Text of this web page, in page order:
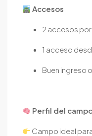
Accesos
2 accesos
1 acceso
Buen ingreso
Perfil del
Campo ideal